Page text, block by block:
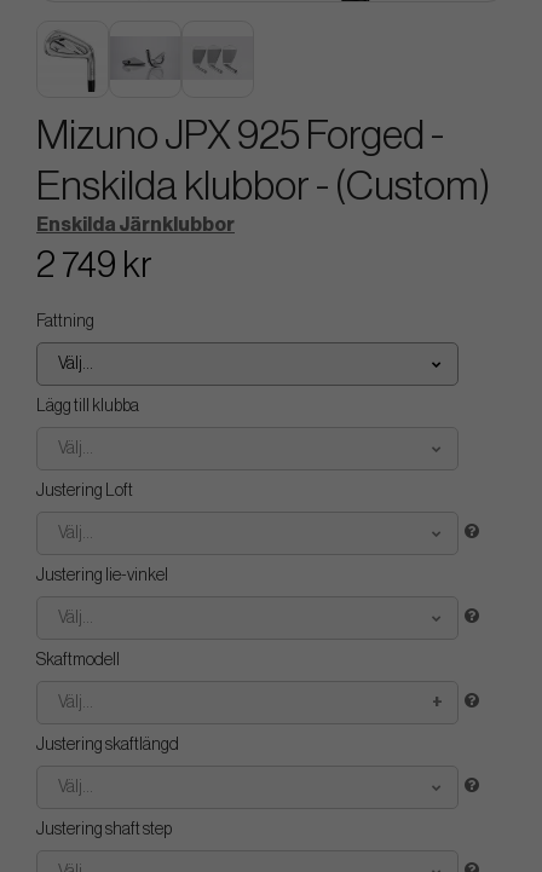
Mizuno JPX 925 Forged -
Enskilda klubbor - (Custom)
Enskilda Järnklubbor
2 749 kr
Fattning
Välj...
Lägg till klubba
Välj...
Justering Loft
Välj...
Justering lie-vinkel
Välj...
Skaftmodell
Välj...
Justering skaftlängd
Välj...
Justering shaft step